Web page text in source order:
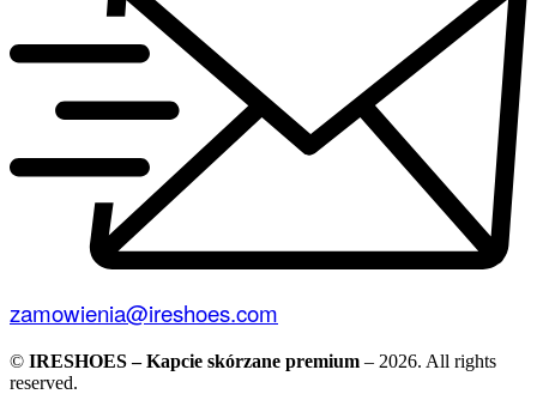
zamowienia@ireshoes.com
© IRESHOES – Kapcie skórzane premium – 2026. All rights
reserved.